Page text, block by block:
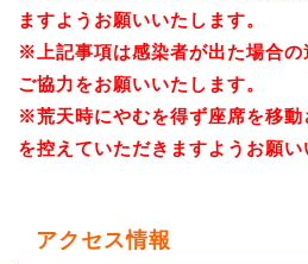
ますようお願いいたします。
※上記事項は感染者が出た場合の
ご協力をお願いいたします。
※荒天時にやむを得ず座席を移
を控えていただきますようお願い
アクセス情報